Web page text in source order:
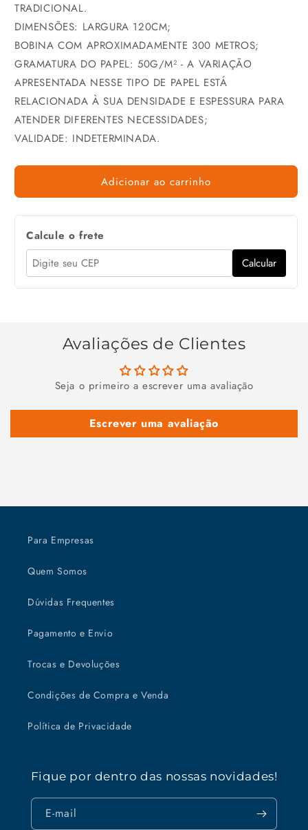
TRADICIONAL.
DIMENSÕES: LARGURA 120CM;
BOBINA COM APROXIMADAMENTE 300 METROS;
GRAMATURA DO PAPEL: 50G/M² - A VARIAÇÃO
APRESENTADA NESSE TIPO DE PAPEL ESTÁ
RELACIONADA À SUA DENSIDADE E ESPESSURA PARA
ATENDER DIFERENTES NECESSIDADES;
VALIDADE: INDETERMINADA.
Adicionar ao carrinho
Calcule o frete
Calcular
Avaliações de Clientes
Seja o primeiro a escrever uma avaliação
Escrever uma avaliação
Para Empresas
Quem Somos
Dúvidas Frequentes
Pagamento e Envio
Trocas e Devoluções
Condições de Compra e Venda
Política de Privacidade
Fique por dentro das nossas novidades!
E-mail